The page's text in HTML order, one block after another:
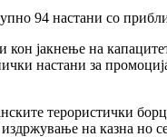
94 настани со
кон јакнење на
настани за
терористички
на казна но